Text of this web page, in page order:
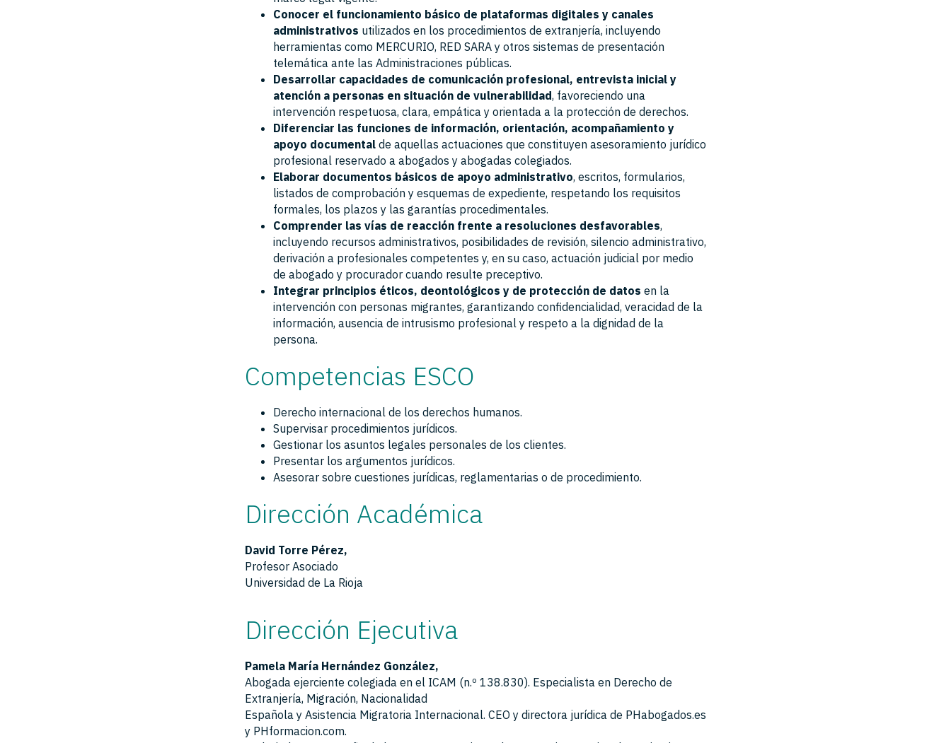
Conocer el funcionamiento básico de plataformas digitales y canales
administrativos utilizados en los procedimientos de extranjería, incluyendo
herramientas como MERCURIO, RED SARA y otros sistemas de presentación
telemática ante las Administraciones públicas.
Desarrollar capacidades de comunicación profesional, entrevista inicial y
atención a personas en situación de vulnerabilidad, favoreciendo una
intervención respetuosa, clara, empática y orientada a la protección de derechos.
Diferenciar las funciones de información, orientación, acompañamiento y
apoyo documental de aquellas actuaciones que constituyen asesoramiento jurídico
profesional reservado a abogados y abogadas colegiados.
Elaborar documentos básicos de apoyo administrativo, escritos, formularios,
listados de comprobación y esquemas de expediente, respetando los requisitos
formales, los plazos y las garantías procedimentales.
Comprender las vías de reacción frente a resoluciones desfavorables,
incluyendo recursos administrativos, posibilidades de revisión, silencio administrativo,
derivación a profesionales competentes y, en su caso, actuación judicial por medio
de abogado y procurador cuando resulte preceptivo.
Integrar principios éticos, deontológicos y de protección de datos en la
intervención con personas migrantes, garantizando confidencialidad, veracidad de la
información, ausencia de intrusismo profesional y respeto a la dignidad de la
persona.
Competencias ESCO
Derecho internacional de los derechos humanos.
Supervisar procedimientos jurídicos.
Gestionar los asuntos legales personales de los clientes.
Presentar los argumentos jurídicos.
Asesorar sobre cuestiones jurídicas, reglamentarias o de procedimiento.
Dirección Académica
David Torre Pérez,
Profesor Asociado
Universidad de La Rioja
Dirección Ejecutiva
Pamela María Hernández González,
Abogada ejerciente colegiada en el ICAM (n.º 138.830). Especialista en Derecho de
Extranjería, Migración, Nacionalidad
Española y Asistencia Migratoria Internacional. CEO y directora jurídica de PHabogados.es
y PHformacion.com.